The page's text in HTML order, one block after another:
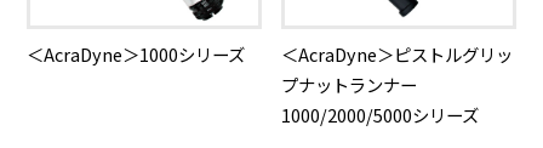
＜AcraDyne＞1000シリーズ
＜AcraDyne＞ピストルグリッ
プナットランナー
1000/2000/5000シリーズ